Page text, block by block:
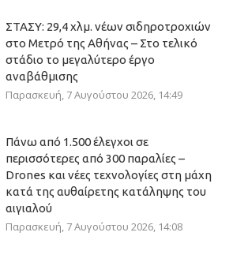
ΣΤΑΣΥ: 29,4 χλμ. νέων σιδηροτροχιών
στο Μετρό της Αθήνας – Στο τελικό
στάδιο το μεγαλύτερο έργο
αναβάθμισης
Παρασκευή, 7 Αυγούστου 2026, 14:49
Πάνω από 1.500 έλεγχοι σε
περισσότερες από 300 παραλίες –
Drones και νέες τεχνολογίες στη μάχη
κατά της αυθαίρετης κατάληψης του
αιγιαλού
Παρασκευή, 7 Αυγούστου 2026, 14:08